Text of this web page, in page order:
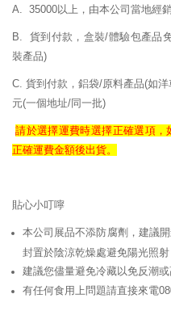
A. 35000以上，由本公司當地經銷
B. 貨到付款，盒裝/體驗包產品
裝產品)
C. 貨到付款，鋁袋/原料產品(如
元(一個地址/同一批)
請於選擇運費時選擇正確選項，
正確運費金額後出貨。
貼心小叮嚀
本公司展品不添防腐劑，建議
封置於陰涼乾燥處避免陽光照射
建議您儘量避免冷藏以免反潮
有任何食用上問題請直接來電